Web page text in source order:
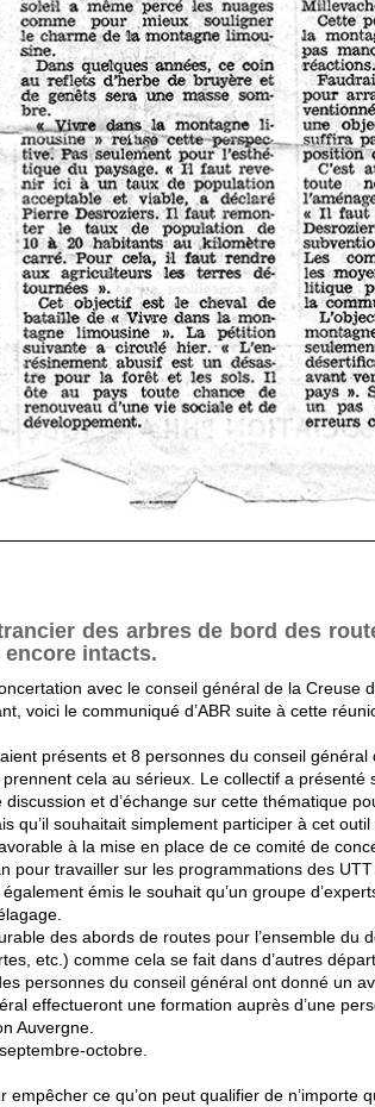
des arbres de bord des
intacts.
avec le conseil général de la Creuse
voici le communiqué d’ABR suite à cette
présents et 8 personnes du conseil
cela au sérieux. Le collectif a présenté
et d’échange sur cette thématique
qu’il souhaitait simplement participer à cet
à la mise en place de ce comité de
travailler sur les programmations des
émis le souhait qu’un groupe
des abords de routes pour l’ensemble
etc.) comme cela se fait dans d’autres
personnes du conseil général ont donné un
effectueront une formation auprès d’une
Auvergne.
octobre.
ce qu’on peut qualifier de